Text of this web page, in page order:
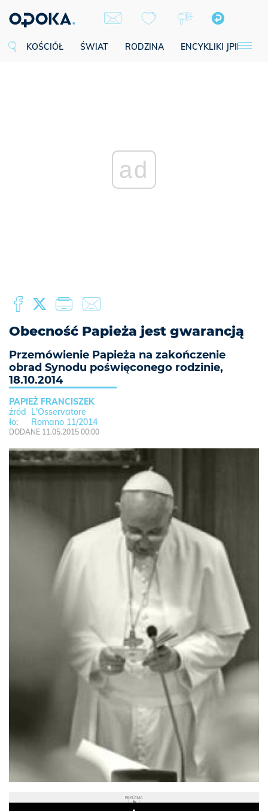
KOŚCIÓŁ ŚWIAT RODZINA ENCYKLIKI JPII
ad
Obecność Papieża jest gwarancją
Przemówienie Papieża na zakończenie
obrad Synodu poświęconego rodzinie,
18.10.2014
PAPIEŻ FRANCISZEK
L'Osservatore
Romano 11/2014
DODANE 11.05.2015 00:00
REKLAMA